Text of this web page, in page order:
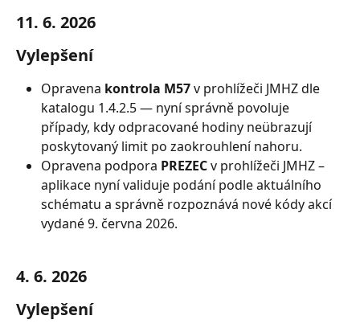
11. 6. 2026
Vylepšení
Opravena kontrola M57 v prohlížeči JMHZ dle
katalogu 1.4.2.5 — nyní správně povoluje
případy, kdy odpracované hodiny neübrazují
poskytovaný limit po zaokrouhlení nahoru.
Opravena podpora PREZEC v prohlížeči JMHZ –
aplikace nyní validuje podání podle aktuálního
schématu a správně rozpoznává nové kódy akcí
vydané 9. června 2026.
4. 6. 2026
Vylepšení